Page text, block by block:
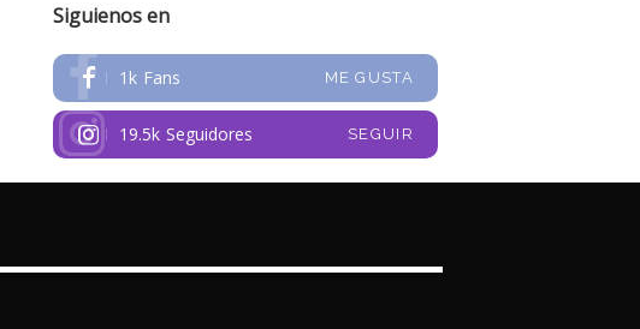
Siguienos en
1k Fans ME GUSTA
19.5k Seguidores SEGUIR